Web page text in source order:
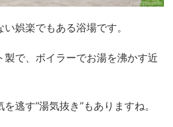
娯楽でもある浴場です。
製で、ボイラーでお湯を沸かす近
逃す”湯気抜き”もありますね。